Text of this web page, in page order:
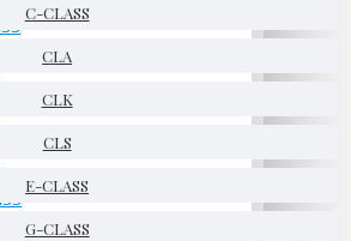
C-CLASS
CLA
CLK
CLS
E-CLASS
G-CLASS